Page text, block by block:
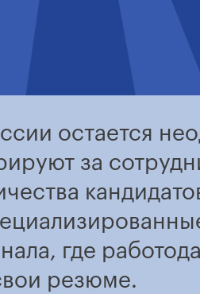
остается
за
где
резюме.